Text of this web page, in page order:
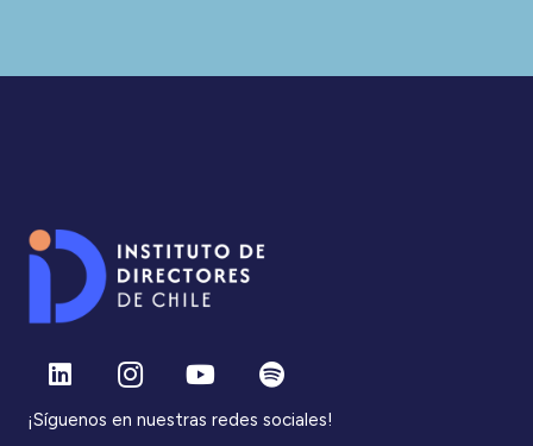
¡Síguenos en nuestras redes sociales!